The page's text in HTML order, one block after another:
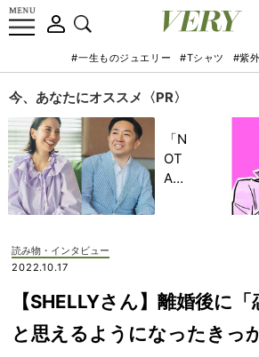
#一生ものジュエリー #Tシャツ #紫
今、あなたにオススメ〈PR〉
「N
OT
A
記憶
に一
生残
読み物・インタビュー
2022.10.17
【SHELLYさん】離婚後に「
と思えるようになったきっ